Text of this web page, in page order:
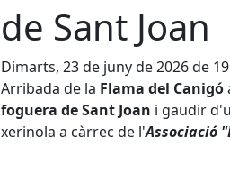
de Sant Joan
Dimarts, 23 de juny de 2026 de
Arribada de la Flama del Canigó
foguera de Sant Joan i gaudir
xerinola a càrrec de l'Associació